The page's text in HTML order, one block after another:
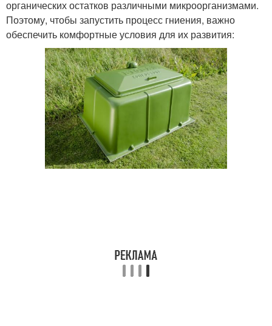
органических остатков различными микроорганизмами.
Поэтому, чтобы запустить процесс гниения, важно
обеспечить комфортные условия для их развития: